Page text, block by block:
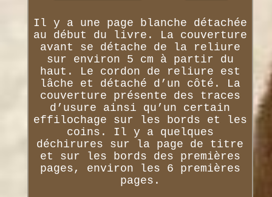
Il y a une page blanche détachée
au début du livre. La couverture
avant se détache de la reliure
sur environ 5 cm à partir du
haut. Le cordon de reliure est
lâche et détaché d’un côté. La
couverture présente des traces
d’usure ainsi qu’un certain
effilochage sur les bords et les
coins. Il y a quelques
déchirures sur la page de titre
et sur les bords des premières
pages, environ les 6 premières
pages.